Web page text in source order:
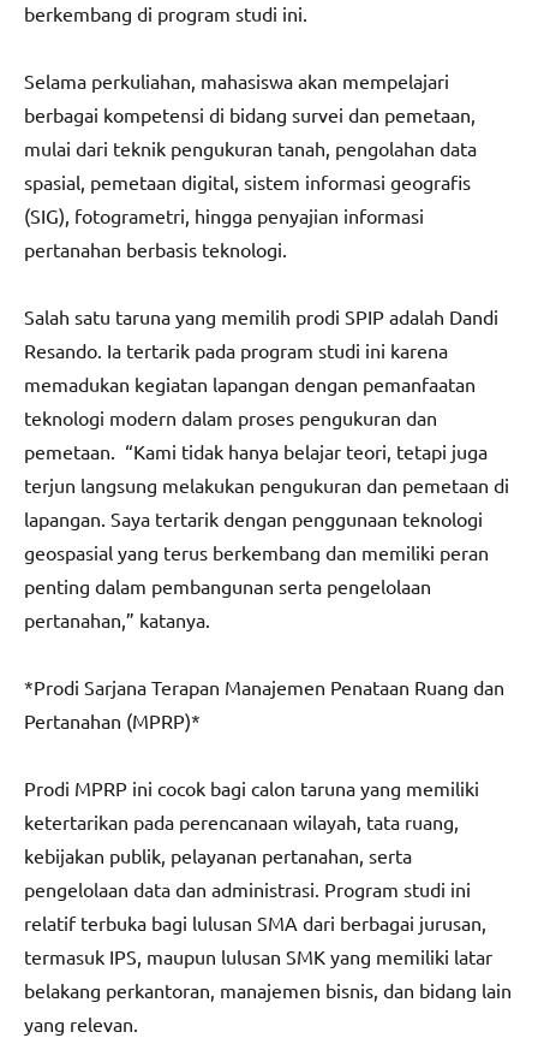
berkembang di program studi ini.
Selama perkuliahan, mahasiswa akan mempelajari
berbagai kompetensi di bidang survei dan pemetaan,
mulai dari teknik pengukuran tanah, pengolahan data
spasial, pemetaan digital, sistem informasi geografis
(SIG), fotogrametri, hingga penyajian informasi
pertanahan berbasis teknologi.
Salah satu taruna yang memilih prodi SPIP adalah Dandi
Resando. Ia tertarik pada program studi ini karena
memadukan kegiatan lapangan dengan pemanfaatan
teknologi modern dalam proses pengukuran dan
pemetaan. “Kami tidak hanya belajar teori, tetapi juga
terjun langsung melakukan pengukuran dan pemetaan di
lapangan. Saya tertarik dengan penggunaan teknologi
geospasial yang terus berkembang dan memiliki peran
penting dalam pembangunan serta pengelolaan
pertanahan,” katanya.
*Prodi Sarjana Terapan Manajemen Penataan Ruang dan
Pertanahan (MPRP)*
Prodi MPRP ini cocok bagi calon taruna yang memiliki
ketertarikan pada perencanaan wilayah, tata ruang,
kebijakan publik, pelayanan pertanahan, serta
pengelolaan data dan administrasi. Program studi ini
relatif terbuka bagi lulusan SMA dari berbagai jurusan,
termasuk IPS, maupun lulusan SMK yang memiliki latar
belakang perkantoran, manajemen bisnis, dan bidang lain
yang relevan.